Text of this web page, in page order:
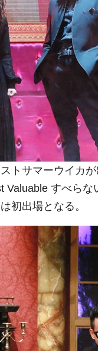
トサマーウイカ
Valuable すべら
初出場となる。